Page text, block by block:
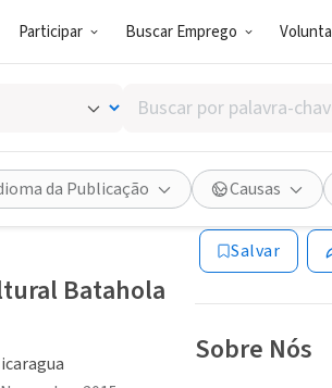
Participar Buscar Emprego
Buscar
por
palavra-
chave,
habilidades
ou
interesses
da Publicação Causas
Centro
Managua, MN,
Salvar
Sobre Nós
Batahola